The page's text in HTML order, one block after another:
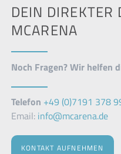
DEIN DIREKTER
MCARENA
Noch Fragen? Wir helfen
Telefon +49 (0)7191 378
Email: info@mcarena.de
KONTAKT AUFNEHMEN